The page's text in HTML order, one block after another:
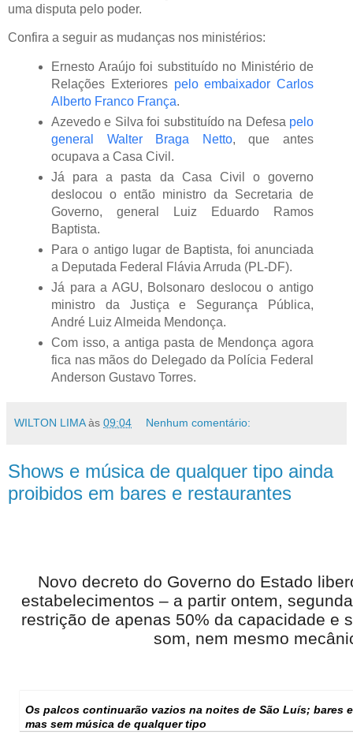
uma disputa pelo poder.
Confira a seguir as mudanças nos ministérios:
Ernesto Araújo foi substituído no Ministério de
Relações Exteriores pelo embaixador Carlos
Alberto Franco França.
Azevedo e Silva foi substituído na Defesa pelo
general Walter Braga Netto, que antes
ocupava a Casa Civil.
Já para a pasta da Casa Civil o governo
deslocou o então ministro da Secretaria de
Governo, general Luiz Eduardo Ramos
Baptista.
Para o antigo lugar de Baptista, foi anunciada
a Deputada Federal Flávia Arruda (PL-DF).
Já para a AGU, Bolsonaro deslocou o antigo
ministro da Justiça e Segurança Pública,
André Luiz Almeida Mendonça.
Com isso, a antiga pasta de Mendonça agora
fica nas mãos do Delegado da Polícia Federal
Anderson Gustavo Torres.
WILTON LIMA às 09:04 Nenhum comentário:
Shows e música de qualquer tipo ainda
proibidos em bares e restaurantes
Novo decreto do Governo do Estado
estabelecimentos – a partir ontem,
restrição de apenas 50% da capacidade e
som, nem mesmo
Os palcos continuarão vazios na noites de São Luís; bares
mas sem música de qualquer tipo